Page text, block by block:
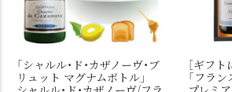
「シャルル・ド・カザノーヴ・ブ
リュット マグナムボトル」
［ギフト
「フラ